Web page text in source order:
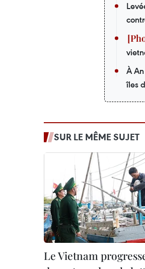
À
îles
SUR LE MÊME SUJET
Le Vietnam